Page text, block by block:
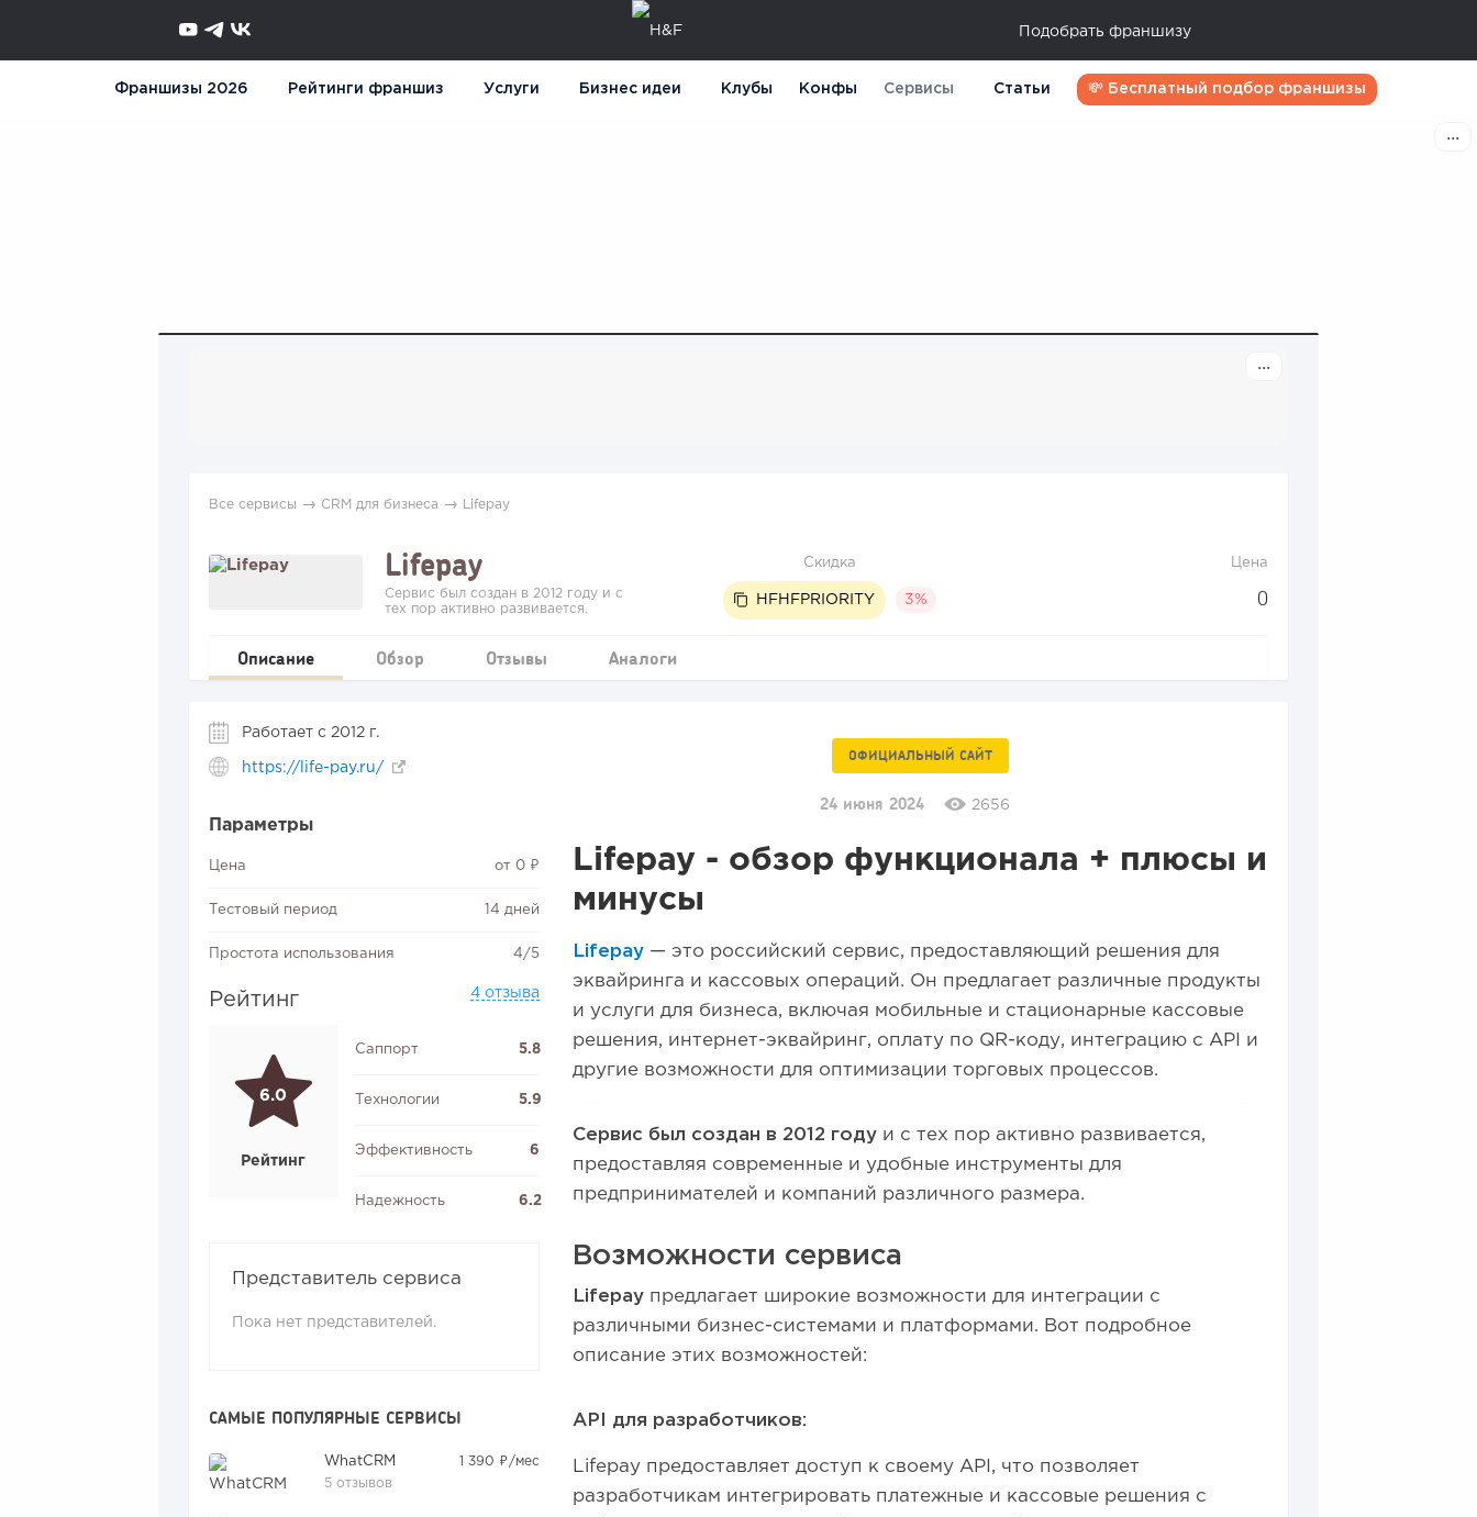
Подобрать франшизу
Франшизы 2026 Рейтинги франшиз Услуги Бизнес идеи Клубы Конфы Сервисы Статьи 💸 Бесплатный подбор франшизы
Все сервисы → CRM для бизнеса → Lifepay
Lifepay
Сервис был создан в 2012 году и с
тех пор активно развивается.
Скидка
HFHFPRIORITY 3%
Цена
0
Описание Обзор Отзывы Аналоги
Работает с 2012 г.
https://life-pay.ru/
Параметры
Цена от 0 ₽
Тестовый период 14 дней
Простота использования 4/5
Рейтинг 4 отзыва
6.0
Рейтинг
Саппорт 5.8
Технологии 5.9
Эффективность 6
Надежность 6.2
Представитель сервиса
Пока нет представителей.
САМЫЕ ПОПУЛЯРНЫЕ СЕРВИСЫ
WhatCRM
5 отзывов
1 390 ₽/мес
ОФИЦИАЛЬНЫЙ САЙТ
24 июня 2024 2656
Lifepay - обзор функционала + плюсы и
минусы
Lifepay — это российский сервис, предоставляющий решения для
эквайринга и кассовых операций. Он предлагает различные продукты
и услуги для бизнеса, включая мобильные и стационарные кассовые
решения, интернет-эквайринг, оплату по QR-коду, интеграцию с API и
другие возможности для оптимизации торговых процессов.
Сервис был создан в 2012 году и с тех пор активно развивается,
предоставляя современные и удобные инструменты для
предпринимателей и компаний различного размера.
Возможности сервиса
Lifepay предлагает широкие возможности для интеграции с
различными бизнес-системами и платформами. Вот подробное
описание этих возможностей:
API для разработчиков:
Lifepay предоставляет доступ к своему API, что позволяет
разработчикам интегрировать платежные и кассовые решения с